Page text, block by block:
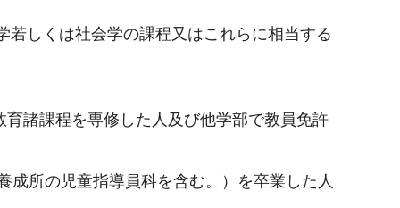
しくは社会学の課程又はこれらに相当する
諸課程を専修した人及び他学部で教員免許
所の児童指導員科を含む。）を卒業した人